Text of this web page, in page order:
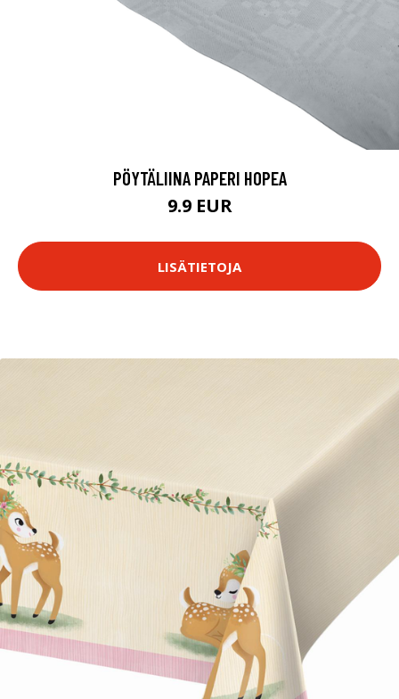
PÖYTÄLIINA PAPERI HOPEA
9.9 EUR
LISÄTIETOJA